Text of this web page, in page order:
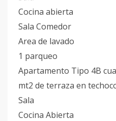
Cocina abierta
Sala Comedor
Area de lavado
1 parqueo
Apartamento Tipo 4B
mt2 de terraza en
Sala
Cocina Abierta